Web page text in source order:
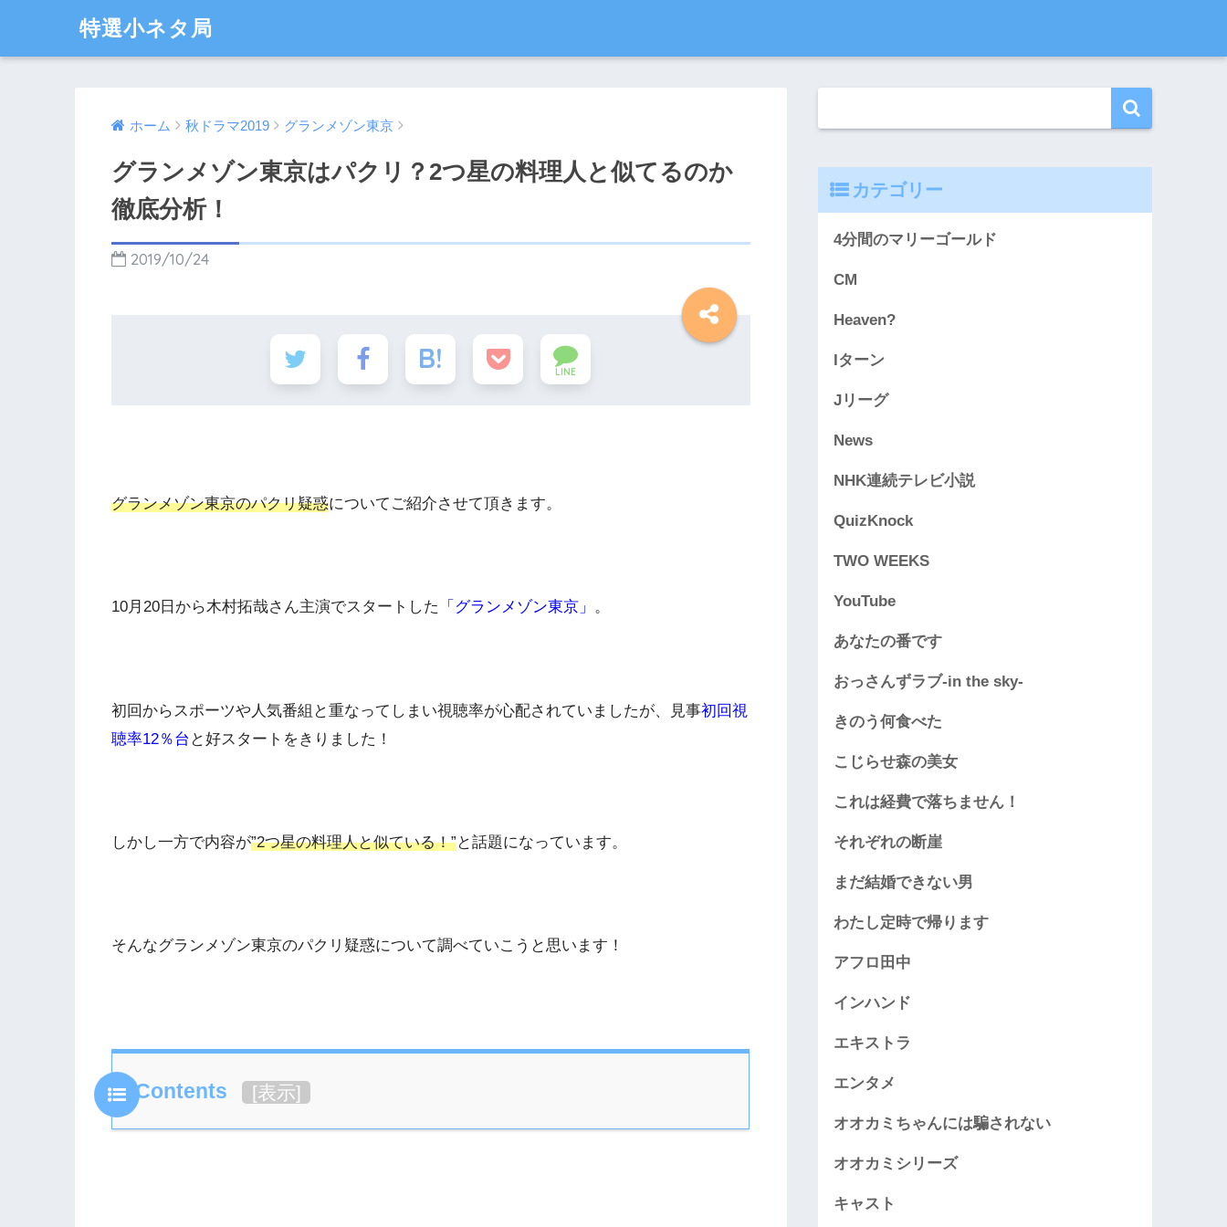
特選小ネタ局
ホーム 秋ドラマ2019 グランメゾン東京
グランメゾン東京はパクリ？2つ星の料理人と似てるのか
徹底分析！
2019/10/24
LINE
グランメゾン東京のパクリ疑惑についてご紹介させて頂きます。
10月20日から木村拓哉さん主演でスタートした 「グランメゾン東京」 。
初回からスポーツや人気番組と重なってしまい視聴率が心配されていましたが、見事初回視
聴率12％台 と好スタートをきりました！
しかし一方で内容が”2つ星の料理人と似ている！”と話題になっています。
そんなグランメゾン東京のパクリ疑惑について調べていこうと思います！
Contents [表示]
カテゴリー
4分間のマリーゴールド
CM
Heaven?
Iターン
Jリーグ
News
NHK連続テレビ小説
QuizKnock
TWO WEEKS
YouTube
あなたの番です
おっさんずラブ-in the sky-
きのう何食べた
こじらせ森の美女
これは経費で落ちません！
それぞれの断崖
まだ結婚できない男
わたし定時で帰ります
アフロ田中
インハンド
エキストラ
エンタメ
オオカミちゃんには騙されない
オオカミシリーズ
キャスト